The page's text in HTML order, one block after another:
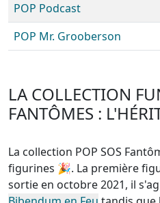
POP Podcast
POP Mr. Grooberson
LA COLLECTION
FANTÔMES :
La collection POP SOS
figurines 🎉. La première
sortie en octobre 2021, il